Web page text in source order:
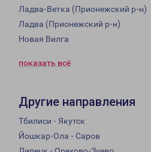
Ладва-Ветка (Прионежский р-н)
Ладва (Прионежский р-н)
Новая Вилга
показать всё
Другие направления
Тбилиси - Якутск
Йошкар-Ола - Саров